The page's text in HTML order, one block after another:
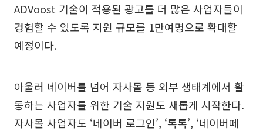
ADVoost 기술이 적용된 광고를 더 많은 사업자들이
경험할 수 있도록 지원 규모를 1만여명으로 확대할
예정이다.
아울러 네이버를 넘어 자사몰 등 외부 생태계에서 활
동하는 사업자를 위한 기술 지원도 새롭게 시작한다.
자사몰 사업자도 ‘네이버 로그인’, ‘톡톡’, ‘네이버페